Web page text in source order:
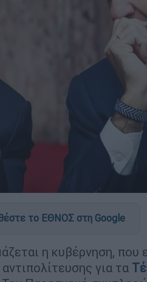
το ΕΘΝΟΣ στη Google
η κυβέρνηση, που
για τα